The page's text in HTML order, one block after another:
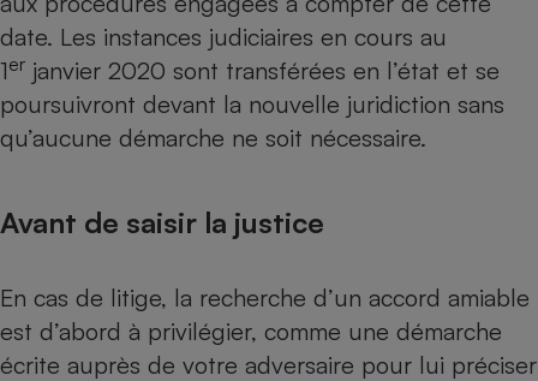
date. Les instances judiciaires en cours au
1er janvier 2020 sont transférées en l’état et se
poursuivront devant la nouvelle juridiction sans
qu’aucune démarche ne soit nécessaire.
Avant de saisir la justice
En cas de litige, la recherche d’un accord amiable
est d’abord à privilégier, comme une démarche
écrite auprès de votre adversaire pour lui préciser